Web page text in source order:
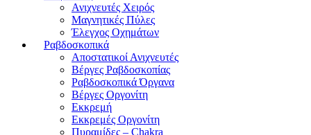
Ανιχνευτές Χειρός
Μαγνητικές Πύλες
Έλεγχος Οχημάτων
Ραβδοσκοπικά
Αποστατικοί Ανιχνευτές
Βέργες Ραβδοσκοπίας
Ραβδοσκοπικά Όργανα
Βέργες Οργονίτη
Εκκρεμή
Εκκρεμές Οργονίτη
Πυραμίδες – Chakra